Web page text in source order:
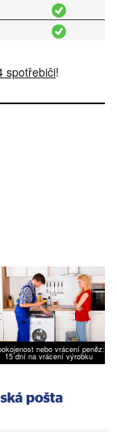
spotřebiči!
nebo vrácení peněz:
15 dní na vrácení výrobku